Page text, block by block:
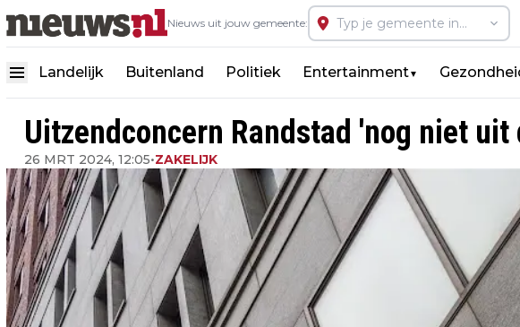
Nieuws uit jouw gemeente:
Landelijk Buitenland Politiek Entertainment▼
Uitzendconcern Randstad 'nog niet uit
26 MRT 2024, 12:05•ZAKELIJK